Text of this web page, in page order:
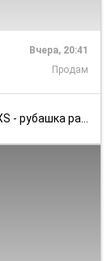
Вчера, 20:41
Продам
44 - джемпер ...